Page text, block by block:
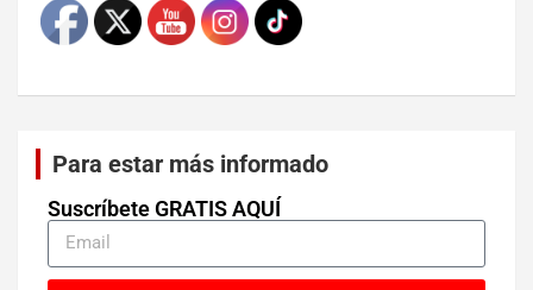
Para estar más informado
Suscríbete GRATIS AQUÍ